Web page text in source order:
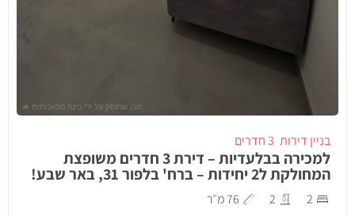
בניין דירות 3 חדרים
למכירה בבלעדיות – דירת 3 חדרים משופצת
המחולקת ל2 יחידות – ברח' בלפור 31, באר שבע!
2
2 76 מ״ר